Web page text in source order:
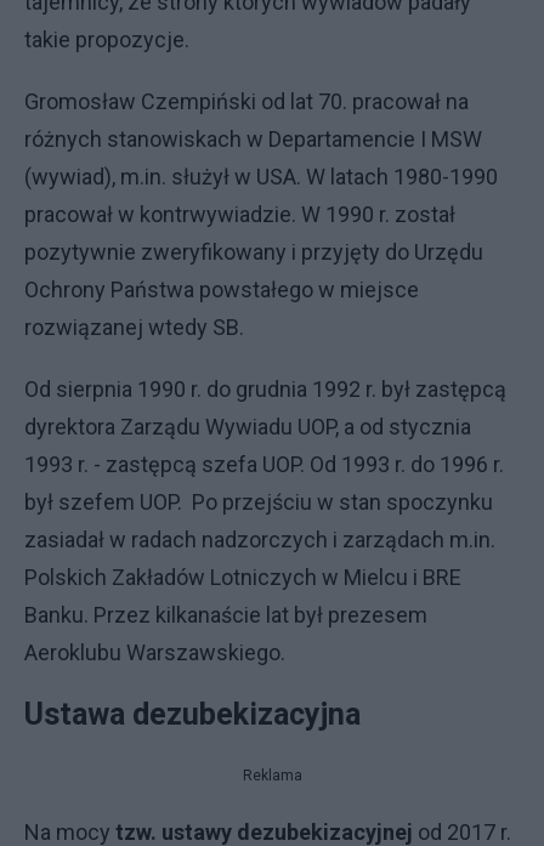
takie propozycje.
Gromosław Czempiński od lat 70. pracował na
różnych stanowiskach w Departamencie I MSW
(wywiad), m.in. służył w USA. W latach 1980-1990
pracował w kontrwywiadzie. W 1990 r. został
pozytywnie zweryfikowany i przyjęty do Urzędu
Ochrony Państwa powstałego w miejsce
rozwiązanej wtedy SB.
Od sierpnia 1990 r. do grudnia 1992 r. był zastępcą
dyrektora Zarządu Wywiadu UOP, a od stycznia
1993 r. - zastępcą szefa UOP. Od 1993 r. do 1996 r.
był szefem UOP. Po przejściu w stan spoczynku
zasiadał w radach nadzorczych i zarządach m.in.
Polskich Zakładów Lotniczych w Mielcu i BRE
Banku. Przez kilkanaście lat był prezesem
Aeroklubu Warszawskiego.
Ustawa dezubekizacyjna
Reklama
Na mocy tzw. ustawy dezubekizacyjnej od 2017 r.